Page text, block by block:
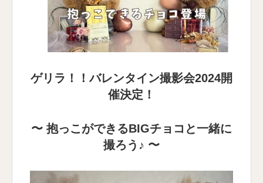
ゲリラ！！バレンタイン撮影会2024開
催決定！
〜 抱っこができるBIGチョコと一緒に
撮ろう♪ 〜